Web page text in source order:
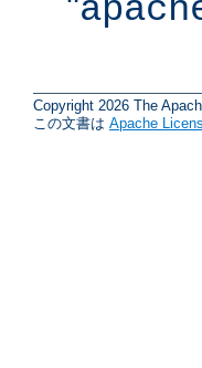
Copyright 2026 The
この文書は Apache